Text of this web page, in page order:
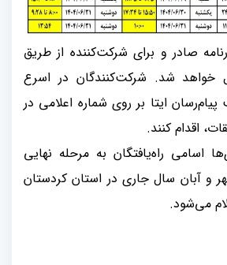
صادر و برای شرکت‌کننده از طریق
خواهد شد. شرکت‌کنندگان در اسرع
ایتا بر روی شماره اعلامی در
اقدام کنند.
اسامی راه‌یافتگان به مرحله نهایی
و آبان سال جاری در استان کردستان
می‌شود.